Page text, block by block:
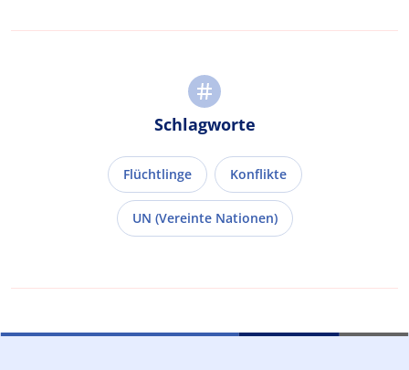
Schlagworte
Flüchtlinge Konflikte
UN (Vereinte Nationen)